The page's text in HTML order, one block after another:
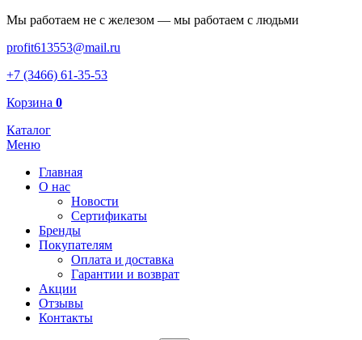
Мы работаем не с железом — мы работаем с людьми
profit613553@mail.ru
+7 (3466) 61-35-53
Корзина 0
Каталог
Меню
Главная
О нас
Новости
Сертификаты
Бренды
Покупателям
Оплата и доставка
Гарантии и возврат
Акции
Отзывы
Контакты